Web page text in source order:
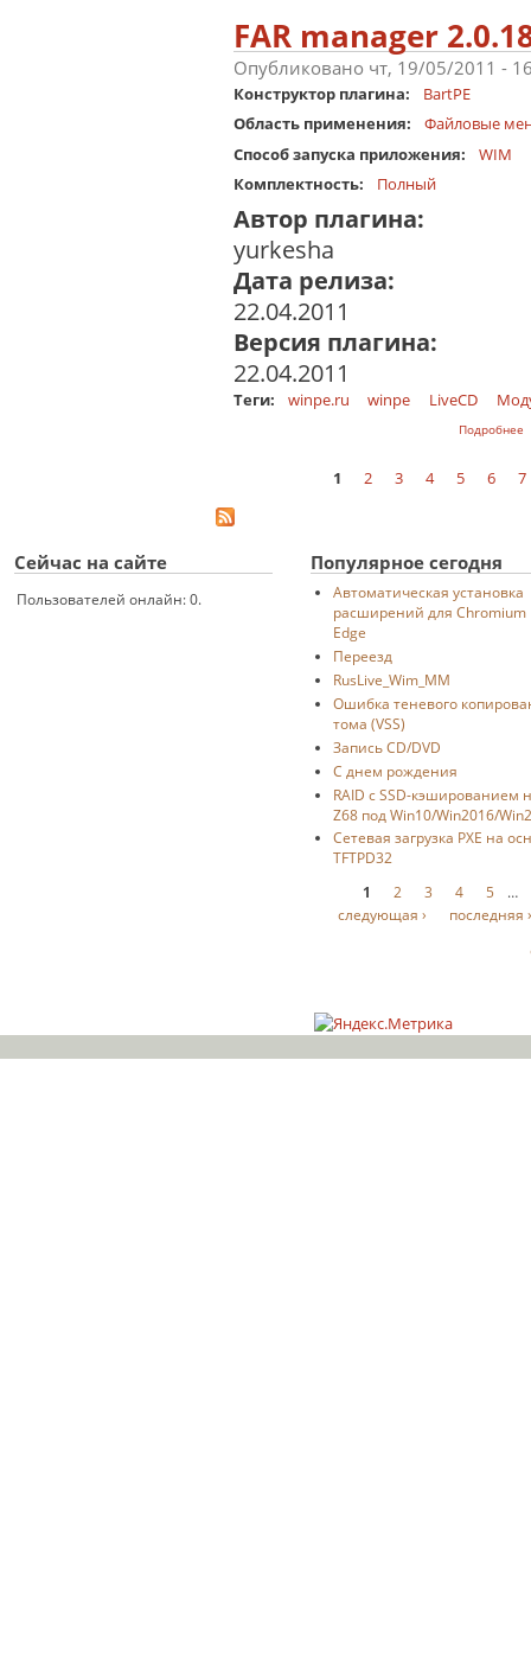
FAR manager
Опубликовано чт, 19/05/2011 -
Конструктор плагина:
BartPE
Область применения:
Файловые
Способ запуска приложения:
WIM
Комплектность:
Полный
Автор плагина:
yurkesha
Дата релиза:
22.04.2011
Версия плагина:
22.04.2011
Теги: winpe.ru winpe LiveCD
Подробнее
1 2 3 4 5 6 7
Сейчас на сайте
Пользователей онлайн: 0.
Популярное сегодня
Автоматическая установка
расширений для Chromium
Edge
Переезд
RusLive_Wim_MM
Ошибка теневого
тома (VSS)
Запись CD/DVD
С днем рождения
RAID с SSD-кэшированием
Z68 под Win10/Win2016/
Сетевая загрузка PXE на
TFTPD32
Страницы
1 2 3 4 5
…
следующая ›
последняя